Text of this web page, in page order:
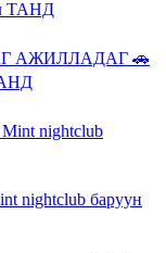
ЦАГ АЖИЛЛАДАГ 🚗
nightclub баруун